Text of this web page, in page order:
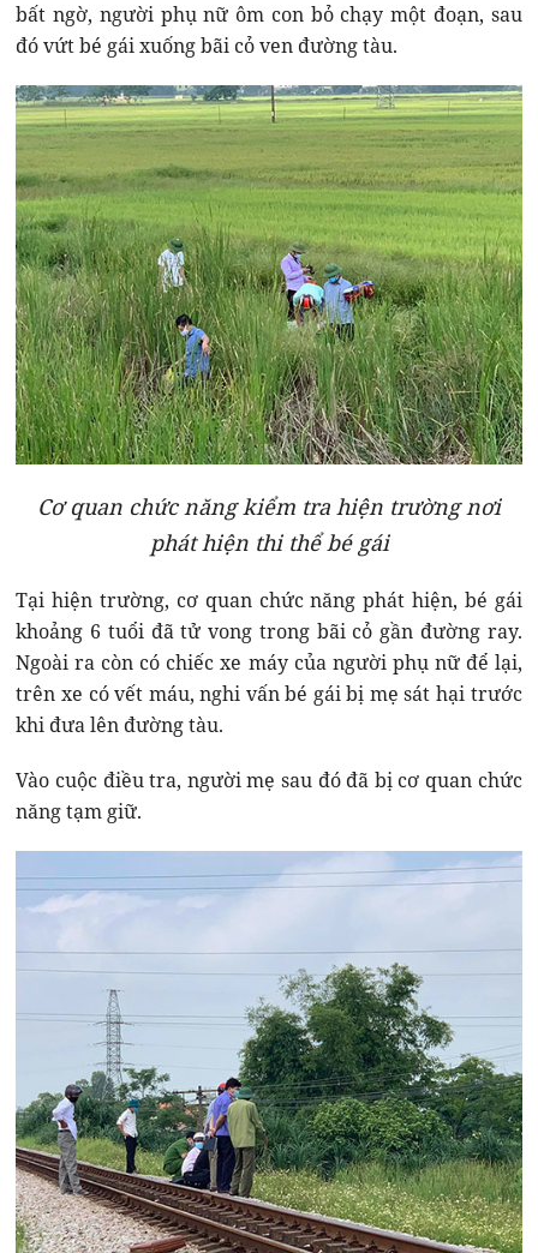
bất ngờ, người phụ nữ ôm con bỏ chạy một đoạn, sau
đó vứt bé gái xuống bãi cỏ ven đường tàu.
Cơ quan chức năng kiểm tra hiện trường nơi
phát hiện thi thể bé gái
Tại hiện trường, cơ quan chức năng phát hiện, bé gái
khoảng 6 tuổi đã tử vong trong bãi cỏ gần đường ray.
Ngoài ra còn có chiếc xe máy của người phụ nữ để lại,
trên xe có vết máu, nghi vấn bé gái bị mẹ sát hại trước
khi đưa lên đường tàu.
Vào cuộc điều tra, người mẹ sau đó đã bị cơ quan chức
năng tạm giữ.